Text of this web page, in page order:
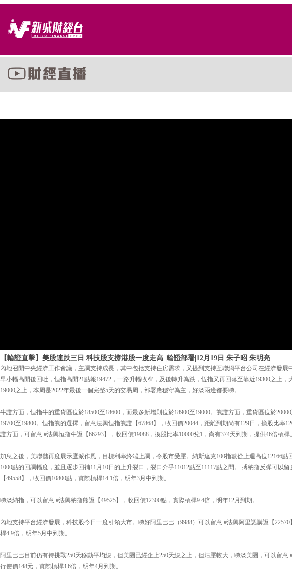
【輪證直擊】美股連跌三日 科技股支撐港股一度走高 |輪證部署|12月19日 朱子昭 朱明亮
內地召開中央經濟工作會議，主調支持成長，其中包括支持住房需求，又提到支持互聯網平台公司在經濟發展
早小幅高開後回吐，恒指高開21點報19472，一路升幅收窄，及後轉升為跌，恆指又再回落至靠近19300之上，
19000之上，本周是2022年最後一個完整5天的交易周，部署應穩守為主，好淡兩邊都要睇。
牛證方面，恒指牛的重貨區位於18500至18600，而最多新增則位於18900至19000。熊證方面，重貨區位於
19700至19800。恒指熊的選擇，留意法興恒指熊證【67868】，收回價20044，距離到期尚有129日，換股比率
證方面，可留意 #法興恒指牛證【66293】，收回價19088，換股比率10000兌1，尚有374天到期，提供46倍槓桿
加息之後，美聯儲再度展示鷹派作風，目標利率終端上調，令股市受壓。納斯達克100指數從上週高位12166點
1000點的回調幅度，並且逐步回補11月10日的上升裂口，裂口介乎11012點至11117點之間。 搏納指反彈可以
【49558】，收回價10800點，實際槓桿14.1倍，明年3月中到期。
睇淡納指，可以留意 #法興納指熊證【49525】，收回價12300點，實際槓桿9.4倍，明年12月到期。
內地支持平台經濟發展，科技股今日一度引領大市。睇好阿里巴巴（9988）可以留意 #法興阿里認購證【
桿4.9倍，明年5月中到期。
阿里巴巴目前仍有待挑戰250天移動平均線，但美團已經企上250天線之上，但沽壓較大，睇淡美團，可以留意
行使價148元，實際槓桿3.6倍，明年4月到期。